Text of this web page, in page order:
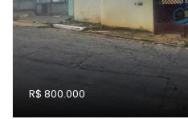
R$ 800.000